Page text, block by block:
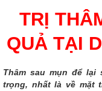
TRỊ
QUẢ TẠI
Thâm sau mụn để
trọng, nhất là về mặt